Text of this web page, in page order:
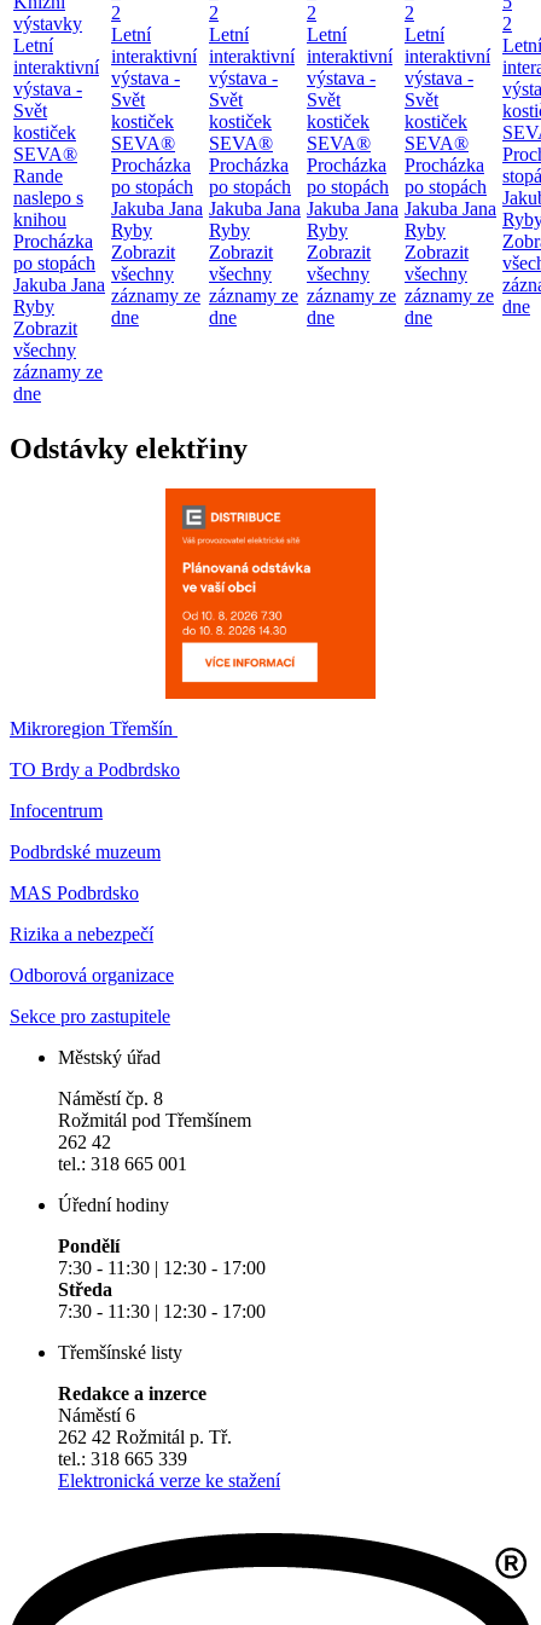
výstavky
Letní
interaktivní
výstava -
Svět
kostiček
SEVA®
Rande
naslepo s
knihou
Procházka
po stopách
Jakuba Jana
Ryby
Zobrazit
všechny
záznamy ze
dne
2
Letní
interaktivní
výstava -
Svět
kostiček
SEVA®
Procházka
po stopách
Jakuba Jana
Ryby
Zobrazit
všechny
záznamy ze
dne
2
Letní
interaktivní
výstava -
Svět
kostiček
SEVA®
Procházka
po stopách
Jakuba Jana
Ryby
Zobrazit
všechny
záznamy ze
dne
2
Letní
interaktivní
výstava -
Svět
kostiček
SEVA®
Procházka
po stopách
Jakuba Jana
Ryby
Zobrazit
všechny
záznamy ze
dne
2
Letní
interaktivní
výstava -
Svět
kostiček
SEVA®
Procházka
po stopách
Jakuba Jana
Ryby
Zobrazit
všechny
záznamy ze
dne
2
Letní
dne
Odstávky elektřiny
Mikroregion Třemšín
TO Brdy a Podbrdsko
Infocentrum
Podbrdské muzeum
MAS Podbrdsko
Rizika a nebezpečí
Odborová organizace
Sekce pro zastupitele
Městský úřad
Náměstí čp. 8
Rožmitál pod Třemšínem
262 42
tel.: 318 665 001
Úřední hodiny
Pondělí
7:30 - 11:30 | 12:30 - 17:00
Středa
7:30 - 11:30 | 12:30 - 17:00
Třemšínské listy
Redakce a inzerce
Náměstí 6
262 42 Rožmitál p. Tř.
tel.: 318 665 339
Elektronická verze ke stažení